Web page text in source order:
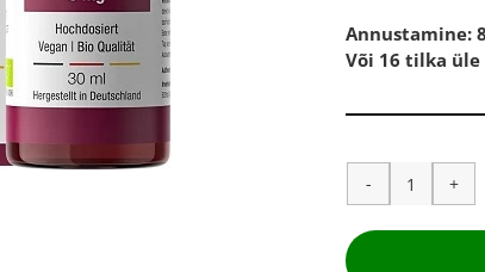
Annustamine:
Või 16 tilka üle